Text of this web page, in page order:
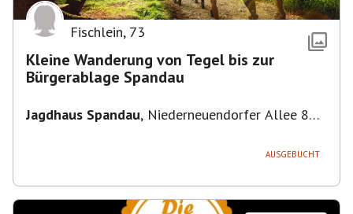
Fischlein, 73
Kleine Wanderung von Tegel bis zur
Bürgerablage Spandau
Jagdhaus Spandau, Niederneuendorfer Allee 80,
AUSGEBUCHT